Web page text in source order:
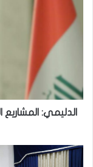
المشاريع
الاستثمارية
مرتبطة
بتخصيصات
موازنة
2021
الدليمي:
صالح